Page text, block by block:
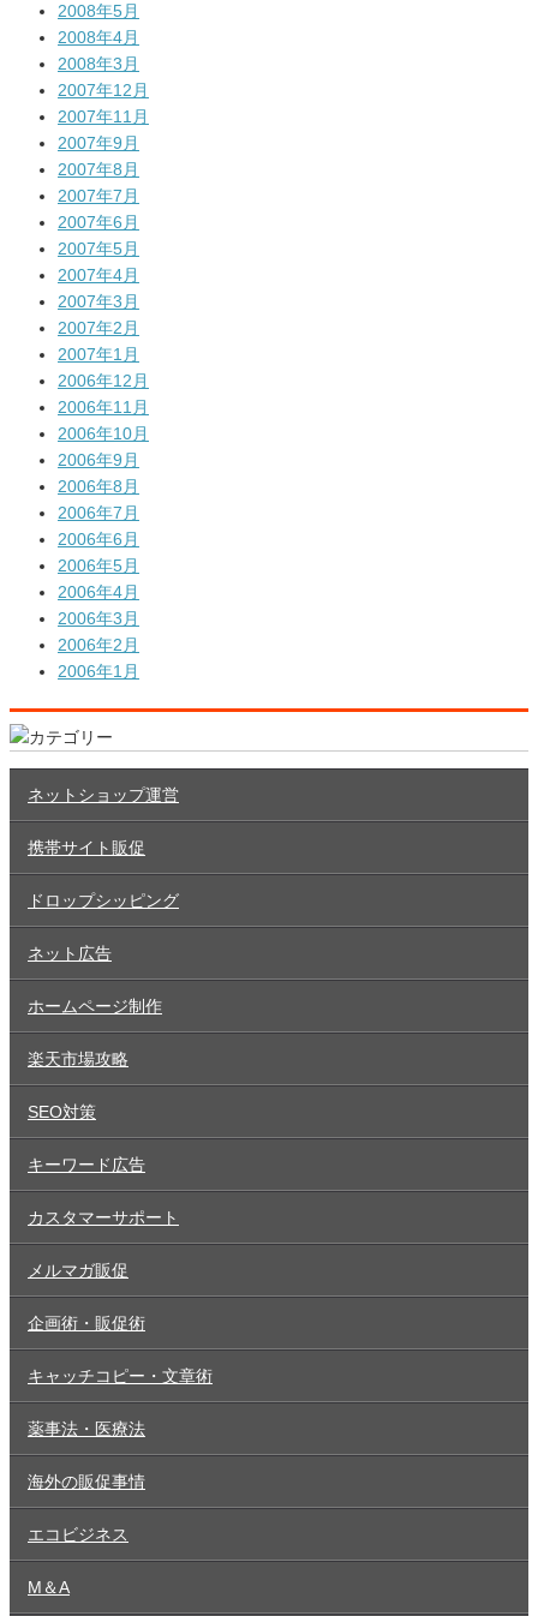
2008年5月
2008年4月
2008年3月
2007年12月
2007年11月
2007年9月
2007年8月
2007年7月
2007年6月
2007年5月
2007年4月
2007年3月
2007年2月
2007年1月
2006年12月
2006年11月
2006年10月
2006年9月
2006年8月
2006年7月
2006年6月
2006年5月
2006年4月
2006年3月
2006年2月
2006年1月
ネットショップ運営
携帯サイト販促
ドロップシッピング
ネット広告
ホームページ制作
楽天市場攻略
SEO対策
キーワード広告
カスタマーサポート
メルマガ販促
企画術・販促術
キャッチコピー・文章術
薬事法・医療法
海外の販促事情
エコビジネス
M＆A